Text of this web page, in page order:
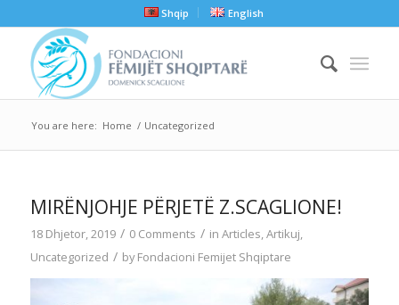
Shqip English
You are here: Home / Uncategorized
MIRËNJOHJE PËRJETË Z.SCAGLIONE!
18 Dhjetor, 2019 / 0 Comments / in Articles,Artikuj,
Uncategorized / byFondacioni Femijet Shqiptare